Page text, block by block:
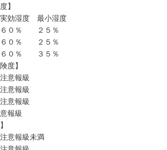
】
度 最小湿度
６０％ ２５％
６０％ ２５％
６０％ ３５％
度】
意報級
意報級
意報級
報級
意報級未満